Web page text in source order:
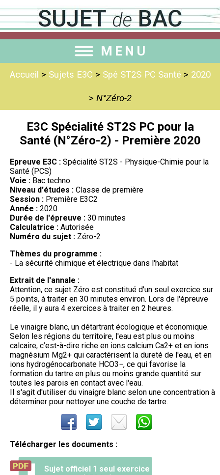
MENU
Accueil > Sujets E3C > Spé ST2S PC Santé > 2020
> N°Zéro-2
E3C Spécialité ST2S PC pour la
Santé (N°Zéro-2) - Première 2020
Epreuve E3C : Spécialité ST2S - Physique-Chimie pour la
Santé (PCS)
Voie : Bac techno
Niveau d'études : Classe de première
Session : Première E3C2
Année : 2020
Durée de l'épreuve : 30 minutes
Calculatrice : Autorisée
Numéro du sujet : Zéro-2
Thèmes du programme :
- La sécurité chimique et électrique dans l'habitat
Extrait de l'annale :
Attention, ce sujet Zéro est constitué d'un seul exercice sur
5 points, à traiter en 30 minutes environ. Lors de l'épreuve
réelle, il y aura 4 exercices à traiter en 2 heures.
Le vinaigre blanc, un détartrant écologique et économique.
Selon les régions du territoire, l'eau est plus ou moins
calcaire, c’est-à-dire riche en ions calcium Ca2+ et en ions
magnésium Mg2+ qui caractérisent la dureté de l'eau, et en
ions hydrogénocarbonate HCO3−, ce qui favorise la
formation du tartre en plus ou moins grande quantité sur
toutes les parois en contact avec l'eau.
Il s'agit d'utiliser du vinaigre blanc selon une concentration à
déterminer pour nettoyer une couche de tartre.
Télécharger les documents :
Sujet officiel 1 seul exercice